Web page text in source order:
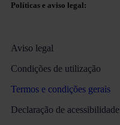
Políticas e aviso legal:
Aviso legal
Condições de utilização
Termos e condições gerais
Declaração de acessibilidade